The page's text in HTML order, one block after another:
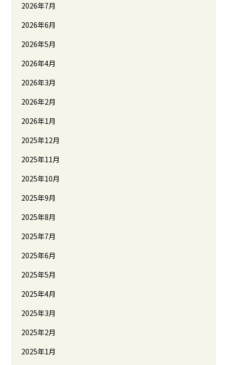
2026年7月
2026年6月
2026年5月
2026年4月
2026年3月
2026年2月
2026年1月
2025年12月
2025年11月
2025年10月
2025年9月
2025年8月
2025年7月
2025年6月
2025年5月
2025年4月
2025年3月
2025年2月
2025年1月